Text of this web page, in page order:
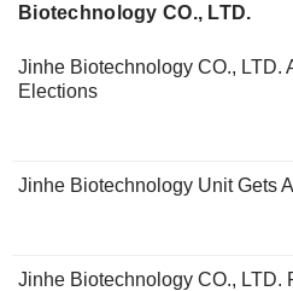
Biotechnology CO., LTD.
Jinhe Biotechnology CO., LTD.
Elections
Jinhe Biotechnology Unit Gets
Jinhe Biotechnology CO., LTD.